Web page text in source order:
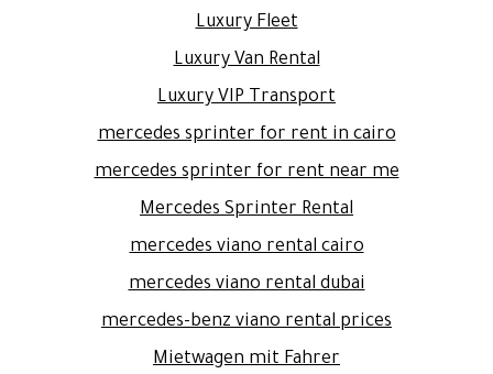
Luxury Fleet
Luxury Van Rental
Luxury VIP Transport
mercedes sprinter for rent in cairo
mercedes sprinter for rent near me
Mercedes Sprinter Rental
mercedes viano rental cairo
mercedes viano rental dubai
mercedes-benz viano rental prices
Mietwagen mit Fahrer